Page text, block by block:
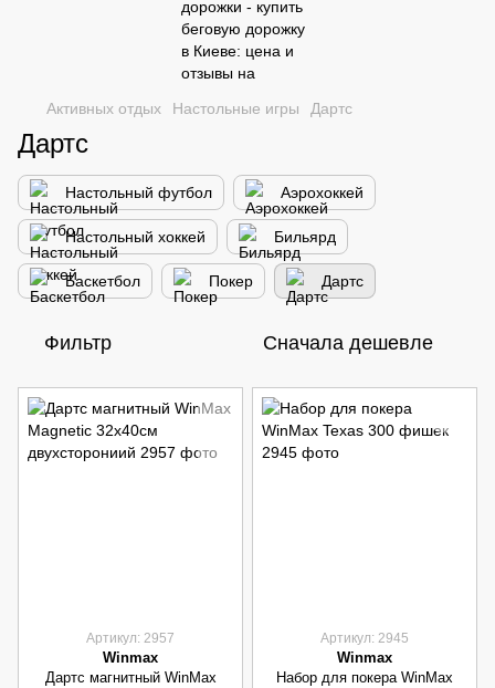
Активных отдых Настольные игры Дартс
Дартс
Настольный футбол Аэрохоккей
Настольный хоккей Бильярд
Баскетбол Покер Дартс
Фильтр Сначала дешевле
Артикул: 2957
Winmax
Дартс магнитный WinMax
Артикул: 2945
Winmax
Набор для покера WinMax